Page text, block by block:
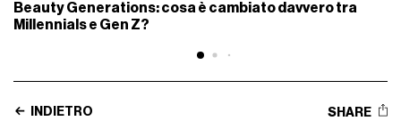
Beauty Generations: cosa è cambiato davvero tra
Millennials e Gen Z?
INDIETRO SHARE